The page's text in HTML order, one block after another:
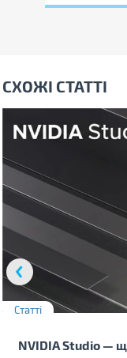
СХОЖІ СТАТТІ
Статті
NVIDIA Studio —